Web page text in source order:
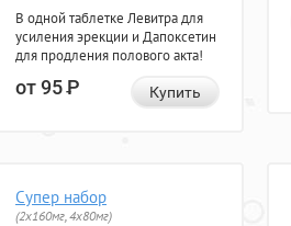
В одной таблетке Левитра для
усиления эрекции и Дапоксетин
для продления полового акта!
от 95Р Купить
Супер набор
(2х160мг, 4х80мг)